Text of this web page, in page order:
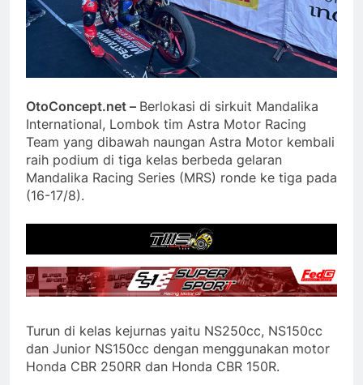
OtoConcept.net – Berlokasi di sirkuit Mandalika
International, Lombok tim Astra Motor Racing
Team yang dibawah naungan Astra Motor kembali
raih podium di tiga kelas berbeda gelaran
Mandalika Racing Series (MRS) ronde ke tiga pada
(16-17/8).
Turun di kelas kejurnas yaitu NS250cc, NS150cc
dan Junior NS150cc dengan menggunakan motor
Honda CBR 250RR dan Honda CBR 150R.